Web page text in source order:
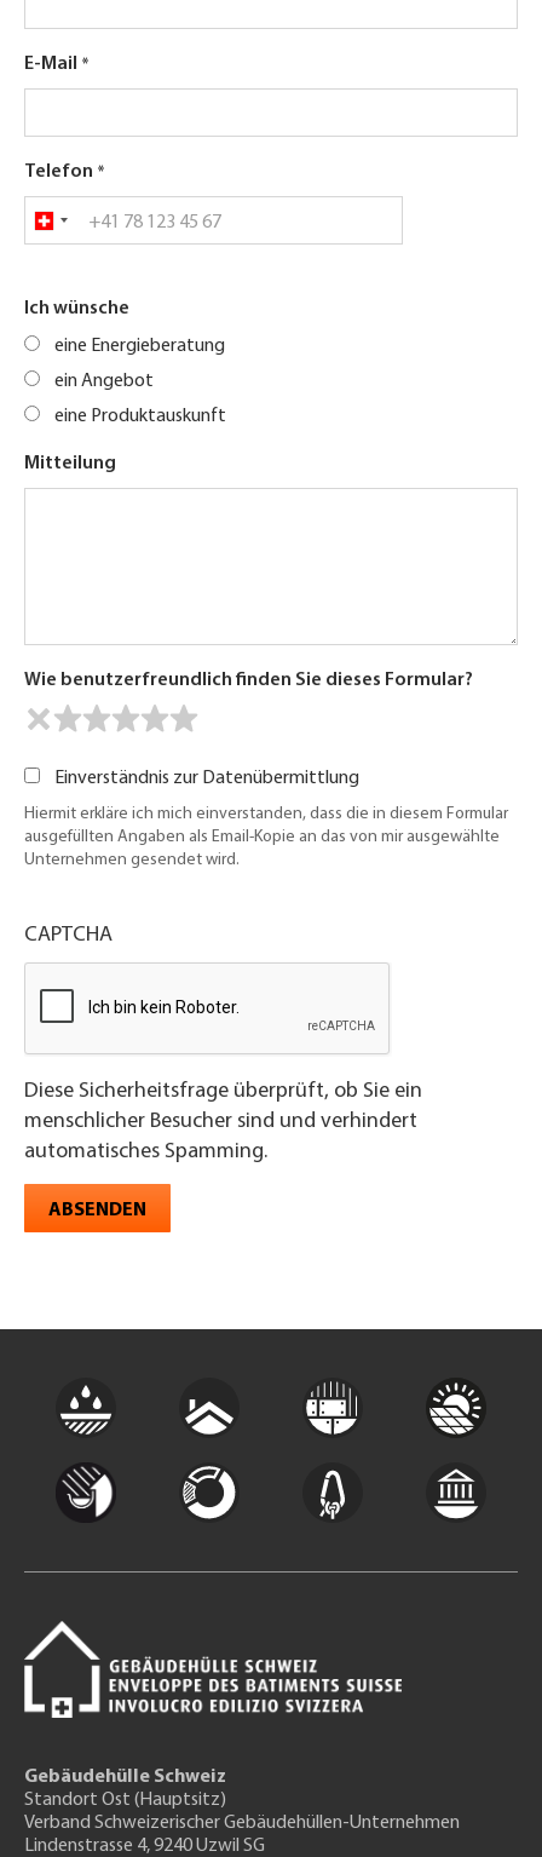
E-Mail
Telefon
Ich wünsche
eine Energieberatung
ein Angebot
eine Produktauskunft
Mitteilung
Wie benutzerfreundlich finden Sie dieses Formular?
Einverständnis zur Datenübermittlung
Hiermit erkläre ich mich einverstanden, dass die in diesem Formular
ausgefüllten Angaben als Email-Kopie an das von mir ausgewählte
Unternehmen gesendet wird.
CAPTCHA
Diese Sicherheitsfrage überprüft, ob Sie ein
menschlicher Besucher sind und verhindert
automatisches Spamming.
ABSENDEN
Gebäudehülle Schweiz
Standort Ost (Hauptsitz)
Verband Schweizerischer Gebäudehüllen-Unternehmen
Lindenstrasse 4, 9240 Uzwil SG